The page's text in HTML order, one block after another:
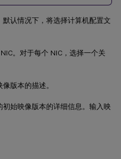
认情况下，将选择计算机配置文
。对于每个 NIC，选择一个关
版本的描述。
始映像版本的详细信息。输入映